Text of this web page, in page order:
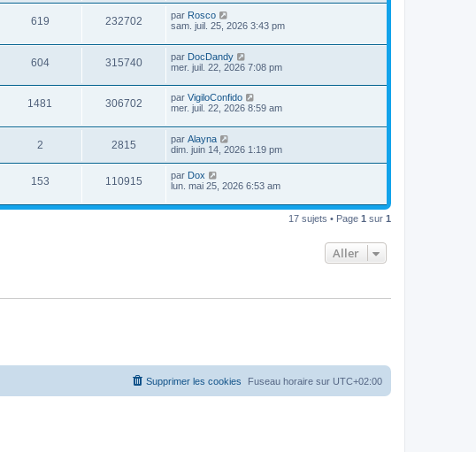
619 232702 par Rosco
sam. juil. 25, 2026 3:43 pm
604 315740 par DocDandy
mer. juil. 22, 2026 7:08 pm
1481 306702 par VigiloConfido
mer. juil. 22, 2026 8:59 am
2 2815 par Alayna
dim. juin 14, 2026 1:19 pm
153 110915 par Dox
lun. mai 25, 2026 6:53 am
17 sujets • Page 1 sur 1
Aller
Fuseau horaire sur UTC+02:00
Supprimer les cookies